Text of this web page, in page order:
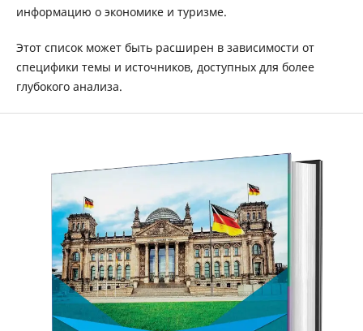
информацию о экономике и туризме.
Этот список может быть расширен в зависимости от
специфики темы и источников, доступных для более
глубокого анализа.